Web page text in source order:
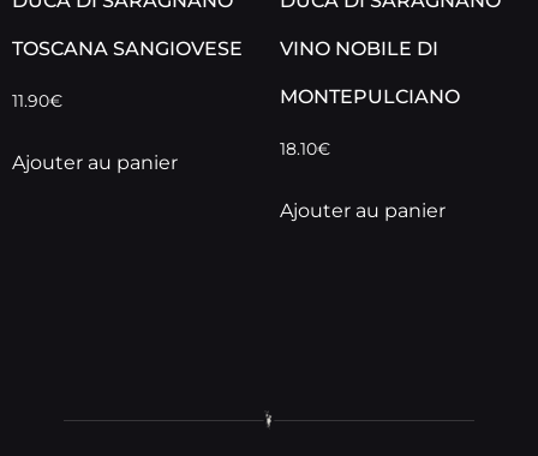
TOSCANA SANGIOVESE
11.90€
Ajouter au panier
VINO NOBILE DI
MONTEPULCIANO
18.10€
Ajouter au panier